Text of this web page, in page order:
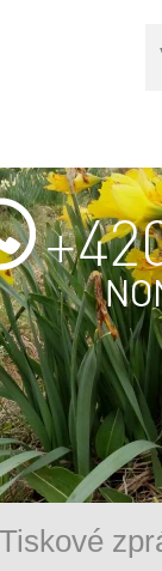
Tiskové